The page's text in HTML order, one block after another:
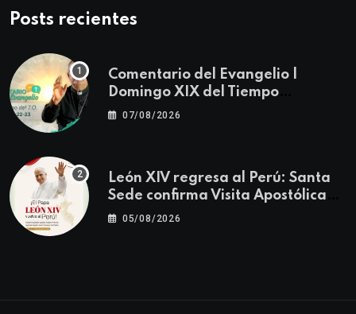
Posts recientes
Comentario del Evangelio |
Domingo XIX del Tiempo
Ordinario | Mateo 14, 22-23
07/08/2026
León XIV regresa al Perú: Santa
Sede confirma Visita Apostólica
del 11 al 17 de noviembre
05/08/2026